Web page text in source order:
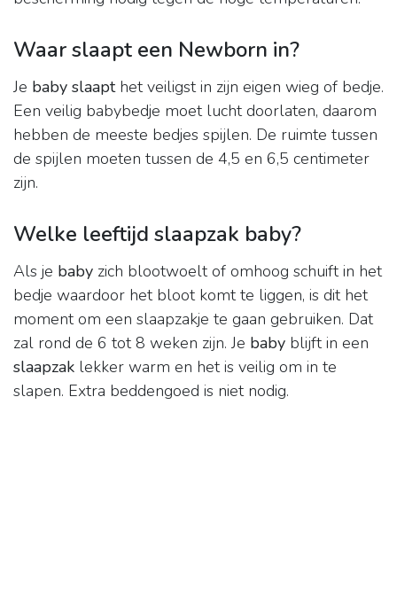
Waar slaapt een Newborn in?
Je baby slaapthet veiligst in zijn eigen wieg of bedje.
Een veilig babybedje moet lucht doorlaten, daarom
hebben de meeste bedjes spijlen. De ruimte tussen
de spijlen moeten tussen de 4,5 en 6,5 centimeter
zijn.
Welke leeftijd slaapzak baby?
Als je baby zich blootwoelt of omhoog schuift in het
bedje waardoor het bloot komt te liggen, is dit het
moment om een slaapzakje te gaan gebruiken. Dat
zal rond de 6 tot 8 weken zijn. Je baby blijft in een
slaapzak lekker warm en het is veilig om in te
slapen. Extra beddengoed is niet nodig.